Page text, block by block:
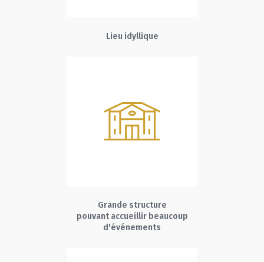
Lieu idyllique
Grande structure
pouvant accueillir beaucoup
d'événements